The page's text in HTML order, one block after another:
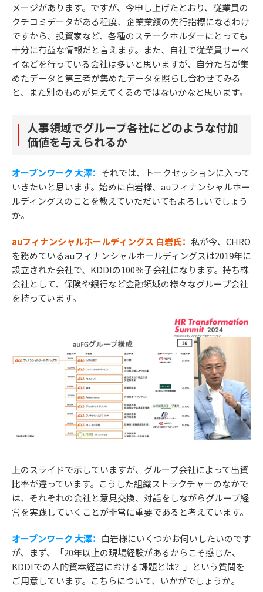
メージがあります。ですが、今申し上げたとおり、従業員の
クチコミデータがある程度、企業業績の先行指標になるわけ
ですから、投資家など、各種のステークホルダーにとっても
十分に有益な情報だと言えます。また、自社で従業員サーベ
イなどを行っている会社は多いと思いますが、自分たちが集
めたデータと第三者が集めたデータを照らし合わせてみる
と、また別のものが見えてくるのではないかなと思います。
人事領域でグループ各社にどのような付加
価値を与えられるか
オープンワーク 大澤： それでは、トークセッションに入って
いきたいと思います。始めに白岩様、auフィナンシャルホー
ルディングスのことを教えていただいてもよろしいでしょう
か。
auフィナンシャルホールディングス 白岩氏： 私が今、CHRO
を務めているauフィナンシャルホールディングスは2019年に
設立された会社で、KDDIの100％子会社になります。持ち株
会社として、保険や銀行など金融領域の様々なグループ会社
を持っています。
上のスライドで示していますが、グループ会社によって出資
比率が違っています。こうした組織ストラクチャーのなかで
は、それぞれの会社と意見交換、対話をしながらグループ経
営を実践していくことが非常に重要であると考えています。
オープンワーク 大澤： 白岩様にいくつかお伺いしたいのです
が、まず、「20年以上の現場経験があるからこそ感じた、
KDDIでの人的資本経営における課題とは？」という質問を
ご用意しています。こちらについて、いかがでしょうか。